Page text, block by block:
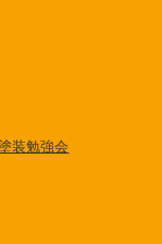
装勉強会